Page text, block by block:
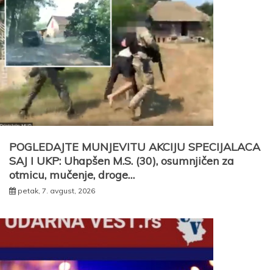
POGLEDAJTE MUNJEVITU AKCIJU SPECIJALACA
SAJ I UKP: Uhapšen M.S. (30), osumnjičen za
otmicu, mučenje, droge…
petak, 7. avgust, 2026